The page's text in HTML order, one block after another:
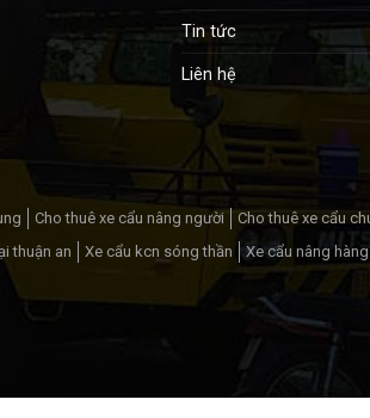
Tin tức
Liên hệ
Cho thuê xe cẩu nâng người Cho thuê xe cẩu
thuận an Xe cẩu kcn sóng thần Xe cẩu nâng hàng